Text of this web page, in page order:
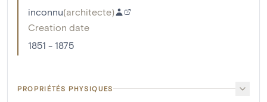
inconnu(architecte)
Creation date
1851 - 1875
PROPRIÉTÉS PHYSIQUES